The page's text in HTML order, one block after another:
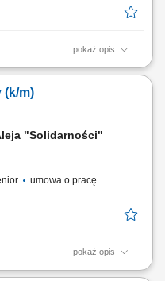
pokaż opis
Pobrań; Wykonywanie
ze standardami Punktu
komputerowego do obsługi
(k/m)
"Solidarności"
umowa o pracę
pokaż opis
Pobrań; Wykonywanie